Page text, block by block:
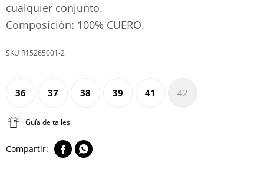
cualquier conjunto.
Composición: 100% CUERO.
R15265001-2
36 37 38 39 41 42
Guía de talles
 